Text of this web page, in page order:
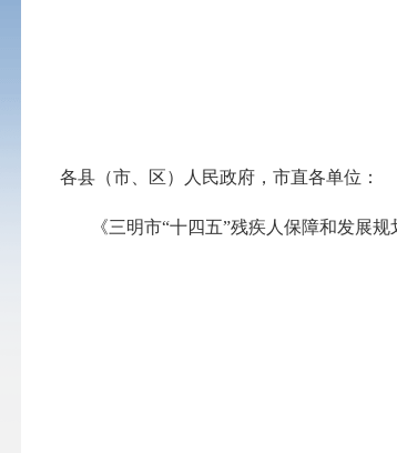
各县（市、区）人民政府，市直各单位：
《三明市“十四五”残疾人保障和发展